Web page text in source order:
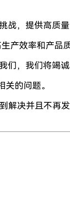
，提供高质量
产效率和产品质
，我们将竭诚
的问题。
解决并且不再